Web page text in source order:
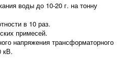
воды до 10-20 г. на тонну
в 10 раз.
примесей.
напряжения трансформаторного
кВ.